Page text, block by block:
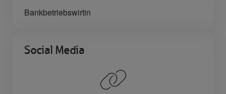
Bankbetriebswirtin
Social Media